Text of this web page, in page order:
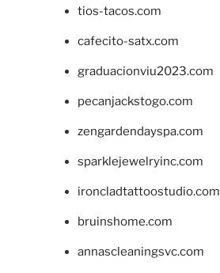
tios-tacos.com
cafecito-satx.com
graduacionviu2023.com
pecanjackstogo.com
zengardendayspa.com
sparklejewelryinc.com
ironcladtattoostudio.com
bruinshome.com
annascleaningsvc.com